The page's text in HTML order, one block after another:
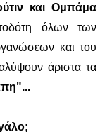
και Ομπάμα
όλων των
και του
άριστα τα